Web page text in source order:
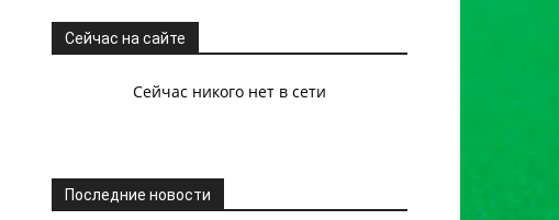
Сейчас на сайте
Сейчас никого нет в сети
Последние новости